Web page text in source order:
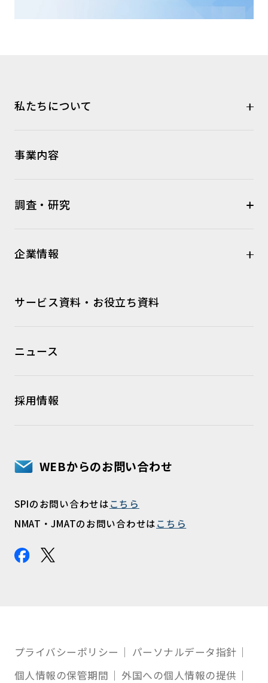
私たちについて
事業内容
調査・研究
企業情報
サービス資料・お役立ち資料
ニュース
採用情報
WEBからのお問い合わせ
SPIのお問い合わせはこちら
NMAT・JMATのお問い合わせはこちら
プライバシーポリシー
パーソナルデータ指針
個人情報の保管期間
外国への個人情報の提供